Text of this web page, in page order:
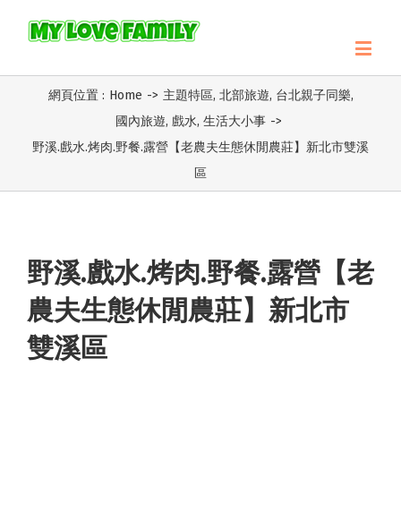
網頁位置 : Home -> 主題特區, 北部旅遊, 台北親子同樂,
國內旅遊, 戲水, 生活大小事 ->
野溪.戲水.烤肉.野餐.露營【老農夫生態休閒農莊】新北市雙溪
區
野溪.戲水.烤肉.野餐.露營【老
農夫生態休閒農莊】新北市
雙溪區